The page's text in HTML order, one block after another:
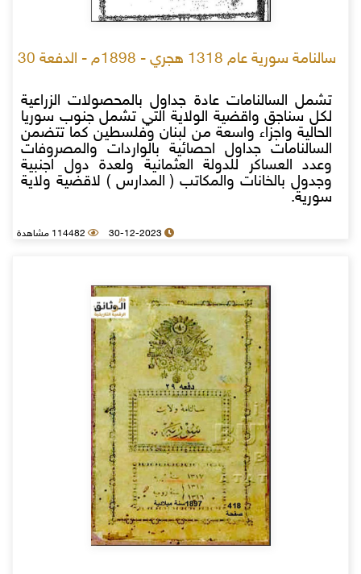
سالنامة سورية عام 1318 هجري - 1898م - الدفعة 30
تشمل السالنامات عادة جداول بالمحصولات الزراعية
لكل سناجق واقضية الولاية التي تشمل جنوب سوريا
الحالية واجزاء واسعة من لبنان وفلسطين كما تتضمن
السالنامات جداول احصائية بالواردات والمصروفات
وعدد العساكر للدولة العثمانية ولعدة دول اجنبية
وجدول بالخانات والمكاتب ( المدارس ) لاقضية ولاية
سورية.
30-12-2023 114482 مشاهدة